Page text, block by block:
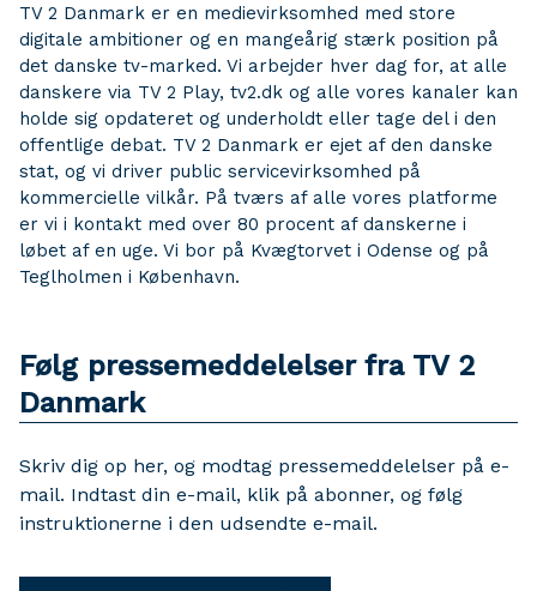
TV 2 Danmark er en medievirksomhed med store
digitale ambitioner og en mangeårig stærk position på
det danske tv-marked. Vi arbejder hver dag for, at alle
danskere via TV 2 Play, tv2.dk og alle vores kanaler kan
holde sig opdateret og underholdt eller tage del i den
offentlige debat. TV 2 Danmark er ejet af den danske
stat, og vi driver public servicevirksomhed på
kommercielle vilkår. På tværs af alle vores platforme
er vi i kontakt med over 80 procent af danskerne i
løbet af en uge. Vi bor på Kvægtorvet i Odense og på
Teglholmen i København.
Følg pressemeddelelser fra TV 2
Danmark
Skriv dig op her, og modtag pressemeddelelser på e-
mail. Indtast din e-mail, klik på abonner, og følg
instruktionerne i den udsendte e-mail.